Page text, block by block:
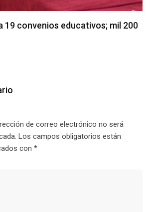
19 convenios educativos; mil 200
de correo electrónico no será
Los campos obligatorios están
con *